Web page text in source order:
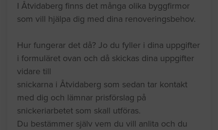
I Åtvidaberg finns det många olika byggfirmor
som vill hjälpa dig med dina renoveringsbehov.
Hur fungerar det då? Jo du fyller i dina uppgifter
i formuläret ovan och då skickas dina uppgifter
vidare till
snickarna i Åtvidaberg som sedan tar kontakt
med dig och lämnar prisförslag på
snickeriarbetet som skall utföras.
Du bestämmer själv vem du vill anlita och du